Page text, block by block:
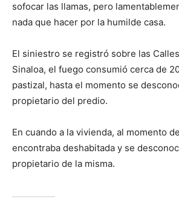
sofocar las llamas, pero
nada que hacer por la humilde casa.
El siniestro se registró sobre las
Sinaloa, el fuego consumió cerca de
pastizal, hasta el momento se
propietario del predio.
En cuando a la vivienda, al momento
encontraba deshabitada y se
propietario de la misma.